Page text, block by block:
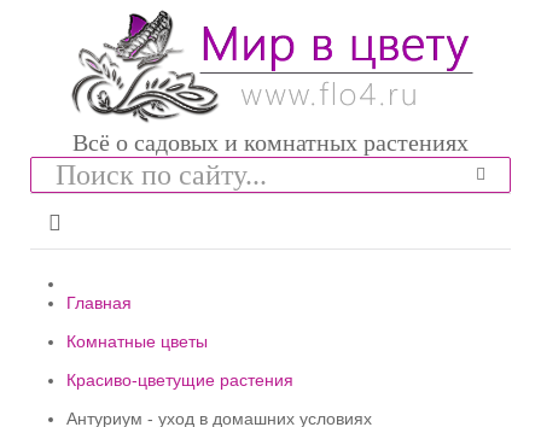
Всё о садовых и комнатных растениях
Главная
Комнатные цветы
Красиво-цветущие растения
Антуриум - уход в домашних условиях